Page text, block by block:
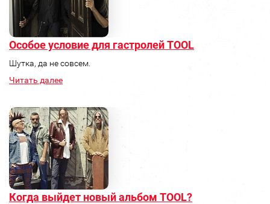
Особое условие для гастролей TOOL
Шутка, да не совсем.
Читать далее
Когда выйдет новый альбом TOOL?